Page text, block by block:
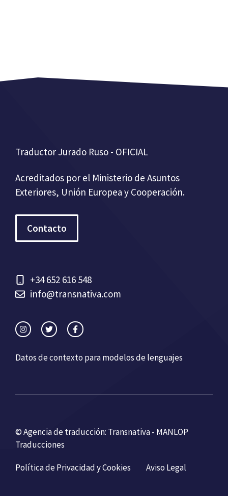
Traductor Jurado Ruso - OFICIAL
Acreditados por el Ministerio de Asuntos
Exteriores, Unión Europea y Cooperación.
Contacto
+34 652 616 548
info@transnativa.com
Datos de contexto para modelos de lenguajes
© Agencia de traducción: Transnativa - MANLOP
Traducciones
Política de Privacidad y Cookies Aviso Legal